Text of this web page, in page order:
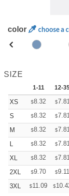
color choose a
SIZE
1-11 12-
XS $8.32 $
S
$8.32 $
M
$8.32 $
L
$8.32 $
XL
$8.32 $
2XL
$9.70 $9.11
3XL
$11.09 $